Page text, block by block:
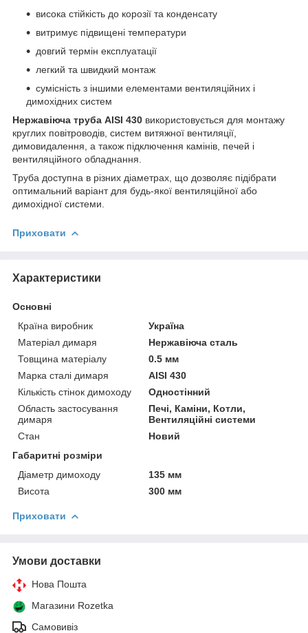
висока стійкість до корозії та конденсату
витримує підвищені температури
довгий термін експлуатації
легкий та швидкий монтаж
сумісність з іншими елементами вентиляційних і
димохідних систем
Нержавіюча труба AISI 430 використовується для монтажу
круглих повітроводів, систем витяжної вентиляції,
димовидалення, а також підключення камінів, печей і
вентиляційного обладнання.
Труба доступна в різних діаметрах, що дозволяє підібрати
оптимальний варіант для будь-якої вентиляційної або
димохідної системи.
Приховати
Характеристики
Основні
Країна виробник
Україна
Матеріал димаря
Нержавіюча сталь
Товщина матеріалу
0.5 мм
Марка сталі димаря
AISI 430
Кількість стінок димоходу
Одностінний
Область застосування
димаря
Печі, Каміни, Котли,
Вентиляційні системи
Стан
Новий
Габаритні розміри
Діаметр димоходу
135 мм
Висота
300 мм
Приховати
Умови доставки
Нова Пошта
Магазини Rozetka
Самовивіз